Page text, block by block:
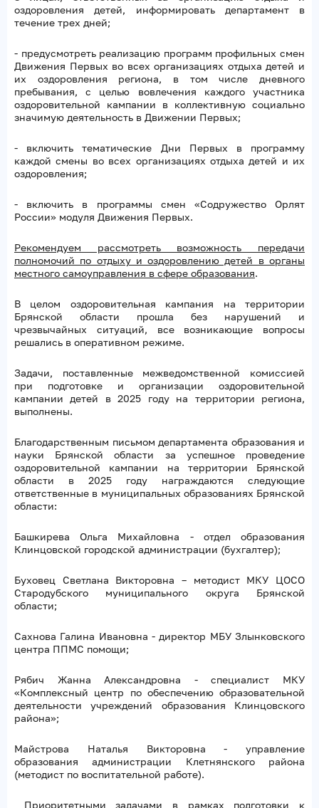
оздоровления детей, информировать департамент в
течение трех дней;
- предусмотреть реализацию программ профильных смен
Движения Первых во всех организациях отдыха детей и
их оздоровления региона, в том числе дневного
пребывания, с целью вовлечения каждого участника
оздоровительной кампании в коллективную социально
значимую деятельность в Движении Первых;
- включить тематические Дни Первых в программу
каждой смены во всех организациях отдыха детей и их
оздоровления;
- включить в программы смен «Содружество Орлят
России» модуля Движения Первых.
Рекомендуем рассмотреть возможность передачи
полномочий по отдыху и оздоровлению детей в органы
местного самоуправления в сфере образования.
В целом оздоровительная кампания на территории
Брянской области прошла без нарушений и
чрезвычайных ситуаций, все возникающие вопросы
решались в оперативном режиме.
Задачи, поставленные межведомственной комиссией
при подготовке и организации оздоровительной
кампании детей в 2025 году на территории региона,
выполнены.
Благодарственным письмом департамента образования и
науки Брянской области за успешное проведение
оздоровительной кампании на территории Брянской
области в 2025 году награждаются следующие
ответственные в муниципальных образованиях Брянской
области:
Башкирева Ольга Михайловна - отдел образования
Клинцовской городской администрации (бухгалтер);
Буховец Светлана Викторовна – методист МКУ ЦОСО
Стародубского муниципального округа Брянской
области;
Сахнова Галина Ивановна - директор МБУ Злынковского
центра ППМС помощи;
Рябич Жанна Александровна - специалист МКУ
«Комплексный центр по обеспечению образовательной
деятельности учреждений образования Клинцовского
района»;
Майстрова Наталья Викторовна - управление
образования администрации Клетнянского района
(методист по воспитательной работе).
Приоритетными задачами в рамках подготовки к